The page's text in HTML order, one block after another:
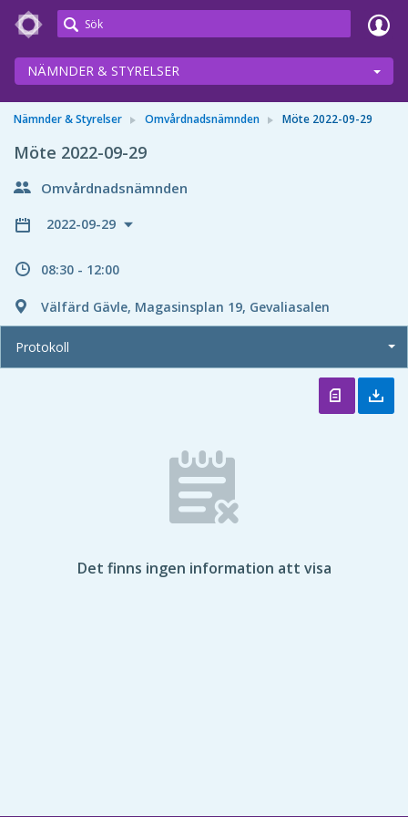
Meetings+
NÄMNDER & STYRELSER
Nämnder & Styrelser Omvårdnadsnämnden Möte 2022-09-29
Möte 2022-09-29
Omvårdnadsnämnden
2022-09-29
08:30 - 12:00
Välfärd Gävle, Magasinsplan 19, Gevaliasalen
Protokoll
Det finns ingen information att visa